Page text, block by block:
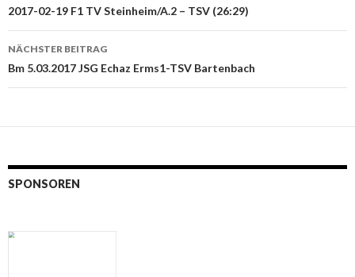
Navigation
2017-02-19 F1 TV Steinheim/A.2 – TSV (26:29)
NÄCHSTER BEITRAG
Bm 5.03.2017 JSG Echaz Erms1-TSV Bartenbach
SPONSOREN